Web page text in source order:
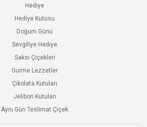
Hediye
Hediye Kutusu
Doğum Günü
Sevgiliye Hediye
Saksı Çiçekleri
Gurme Lezzetler
Çikolata Kutuları
Jelibon Kutuları
Aynı Gün Teslimat Çiçek